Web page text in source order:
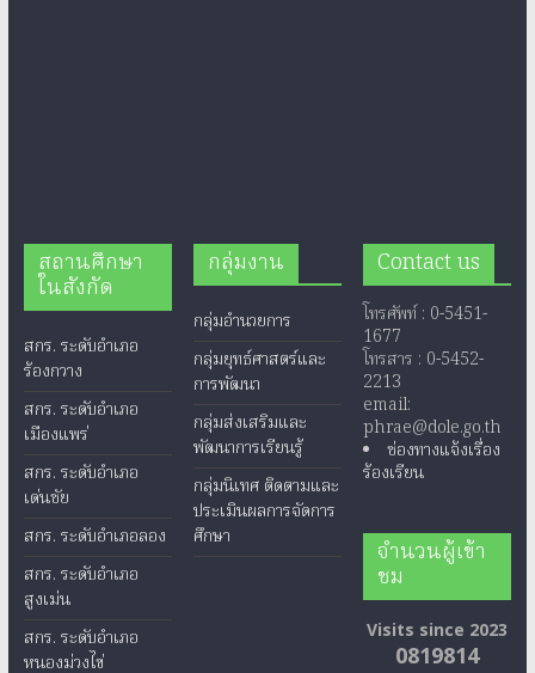
สถานศึกษา
ในสังกัด
สกร. ระดับอำเภอ
ร้องกวาง
สกร. ระดับอำเภอ
เมืองแพร่
สกร. ระดับอำเภอ
เด่นชัย
สกร. ระดับอำเภอลอง
สกร. ระดับอำเภอ
สูงเม่น
สกร. ระดับอำเภอ
หนองม่วงไข่
กลุ่มงาน
กลุ่มอำนวยการ
กลุ่มยุทธ์ศาสตร์และ
การพัฒนา
กลุ่มส่งเสริมและ
พัฒนาการเรียนรู้
กลุ่มนิเทศ ติดตามและ
ประเมินผลการจัดการ
ศึกษา
Contact us
โทรศัพท์ : 0-5451-
1677
โทรสาร : 0-5452-
2213
email:
phrae@dole.go.th
ช่องทางแจ้งเรื่อง
ร้องเรียน
จำนวนผู้เข้า
ชม
Visits since 2023
0819814